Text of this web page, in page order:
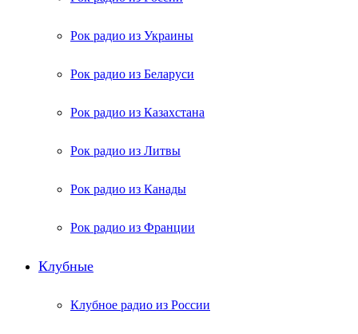
Рок радио из Украины
Рок радио из Беларуси
Рок радио из Казахстана
Рок радио из Литвы
Рок радио из Канады
Рок радио из Франции
Клубные
Клубное радио из России